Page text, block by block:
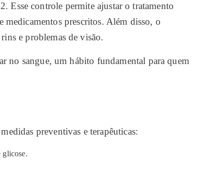
Esse controle permite ajustar o tratamento
medicamentos prescritos. Além disso, o
e problemas de visão.
no sangue, um hábito fundamental para quem
preventivas e terapêuticas:
glicose.